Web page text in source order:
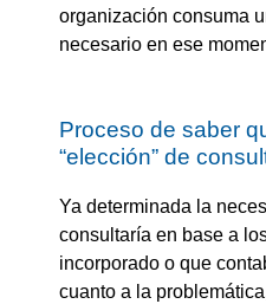
organización consuma
necesario en ese
Proceso de saber
“elección” de
Ya determinada la
consultaría en base a
incorporado o que
cuanto a la